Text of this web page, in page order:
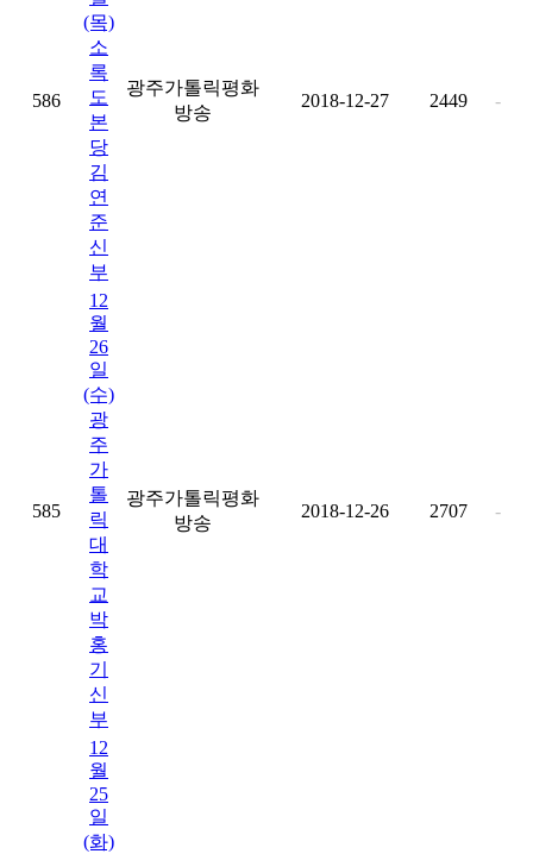
586
(목)
소
록
도
본
당
김
연
준
신
부
광주가톨릭평화
방송
2018-12-27 2449 -
585
12
월
26
일
(수)
광
주
가
톨
릭
대
학
교
박
홍
기
신
부
광주가톨릭평화
방송
2018-12-26 2707 -
12
월
25
일
(화)